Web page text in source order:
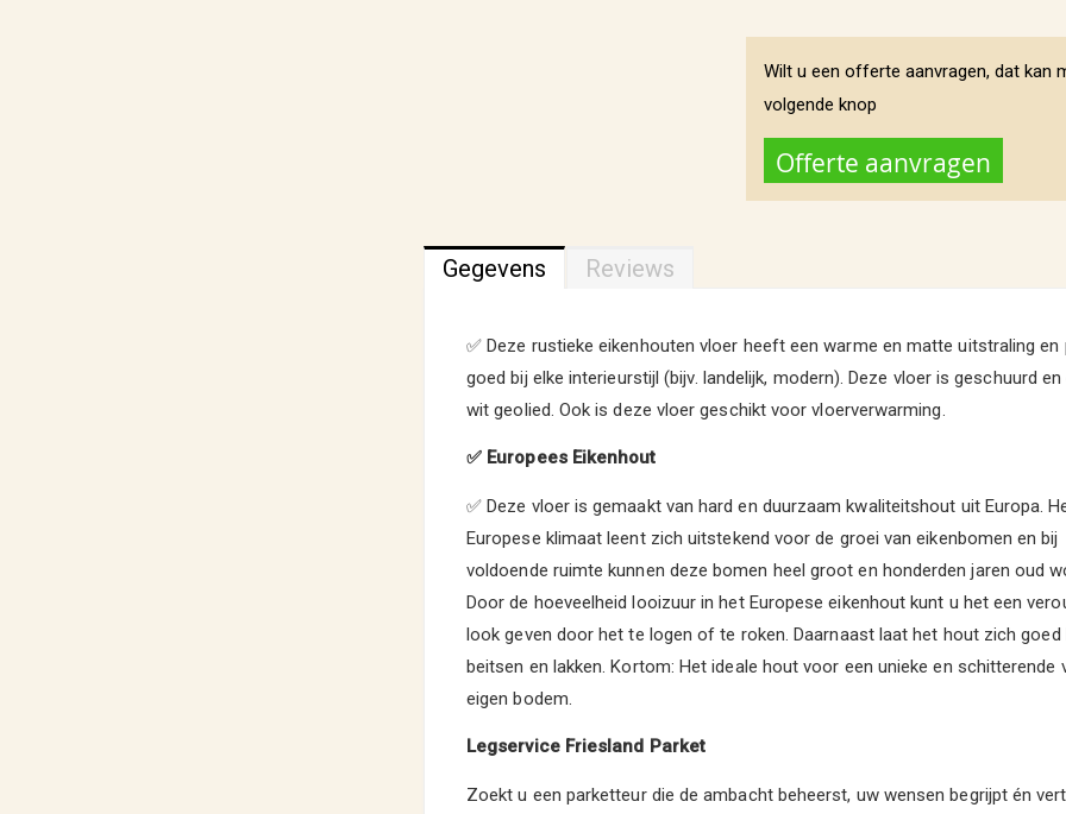
Wilt u een offerte aanvragen, dat kan
volgende knop
Offerte aanvragen
Gegevens
✅ Deze rustieke eikenhouten vloer heeft een warme en matte uitstraling en
goed bij elke interieurstijl (bijv. landelijk, modern). Deze vloer is geschuurd en
wit geolied. Ook is deze vloer geschikt voor vloerverwarming.
✅ Europees Eikenhout
✅ Deze vloer is gemaakt van hard en duurzaam kwaliteitshout uit Europa.
Europese klimaat leent zich uitstekend voor de groei van eikenbomen en bij
voldoende ruimte kunnen deze bomen heel groot en honderden jaren oud
Door de hoeveelheid looizuur in het Europese eikenhout kunt u het een
look geven door het te logen of te roken. Daarnaast laat het hout zich goed
beitsen en lakken. Kortom: Het ideale hout voor een unieke en schitterende
eigen bodem.
Legservice Friesland Parket
Zoekt u een parketteur die de ambacht beheerst, uw wensen begrijpt én
Reviews